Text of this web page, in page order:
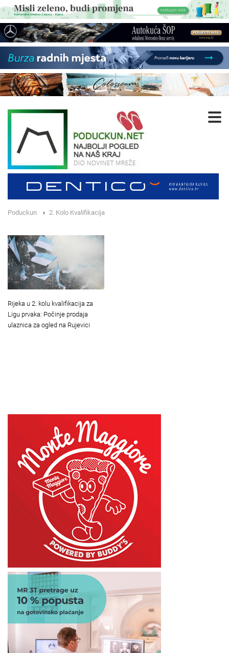
Poduckun 2. Kolo Kvalifikacija
Rijeka u 2. kolu kvalifikacija za
Ligu prvaka: Počinje prodaja
ulaznica za ogled na Rujevici